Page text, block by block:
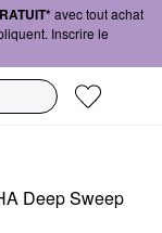
avec tout achat
Inscrire le
Deep Sweep